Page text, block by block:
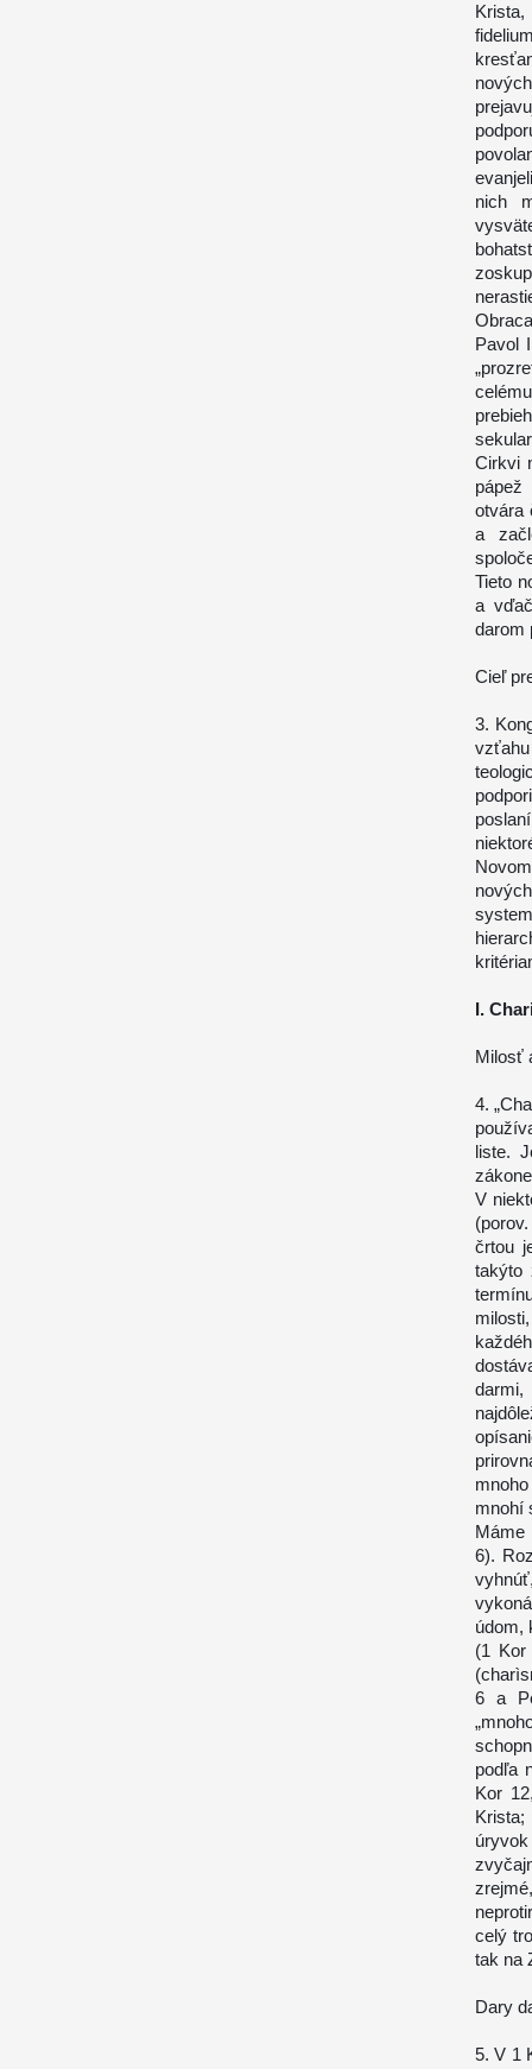
nich
Pavol
Cirkvi
otvára
a
Tieto
a
darom
Cieľ
3.
vzťahu
I.
Milosť
4.
liste.
V
črtou
takýto
mnohí
Máme
6).
údom,
(1 Kor
6 a
podľa
Kor
Krista;
celý
tak na
Dary
5. V 1